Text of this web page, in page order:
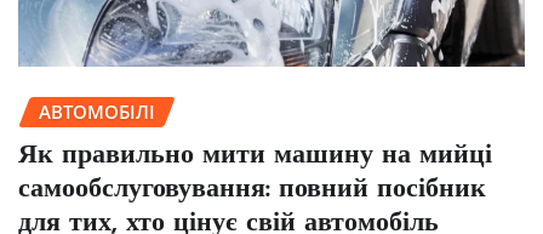
АВТОМОБІЛІ
Як правильно мити машину на мийці
самообслуговування: повний посібник
для тих, хто цінує свій автомобіль